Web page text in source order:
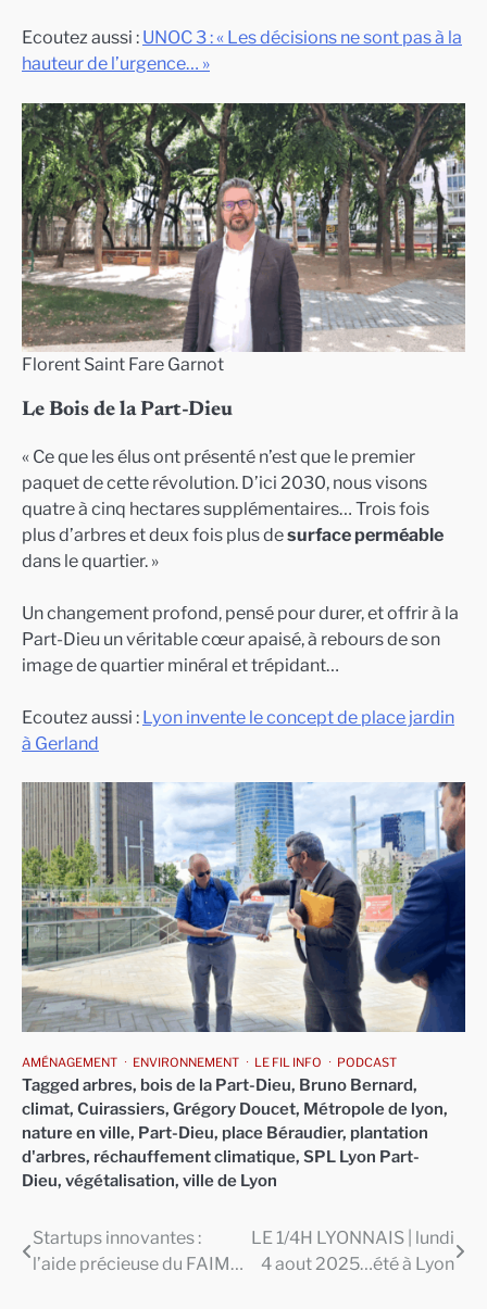
Ecoutez aussi : UNOC 3 : « Les décisions ne sont pas à la
hauteur de l’urgence… »
Florent Saint Fare Garnot
Le Bois de la Part-Dieu
« Ce que les élus ont présenté n’est que le premier
paquet de cette révolution. D’ici 2030, nous visons
quatre à cinq hectares supplémentaires… Trois fois
plus d’arbres et deux fois plus desurface perméable
dans le quartier. »
Un changement profond, pensé pour durer, et offrir à la
Part-Dieu un véritable cœur apaisé, à rebours de son
image de quartier minéral et trépidant…
Ecoutez aussi : Lyon invente le concept de place jardin
à Gerland
AMÉNAGEMENT ENVIRONNEMENT LE FIL INFO PODCAST
Tagged arbres, bois de la Part-Dieu, Bruno Bernard,
climat, Cuirassiers, Grégory Doucet, Métropole de lyon,
nature en ville, Part-Dieu, place Béraudier, plantation
d'arbres, réchauffement climatique, SPL Lyon Part-
Dieu, végétalisation, ville de Lyon
Navigation
Startups innovantes :
l’aide précieuse du FAIM…
LE 1/4H LYONNAIS | lundi
4 aout 2025…été à Lyon